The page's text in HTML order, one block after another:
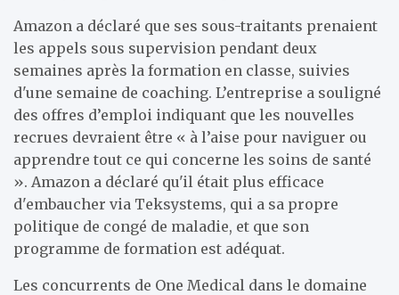
Amazon a déclaré que ses sous-traitants prenaient
les appels sous supervision pendant deux
semaines après la formation en classe, suivies
d'une semaine de coaching. L’entreprise a souligné
des offres d’emploi indiquant que les nouvelles
recrues devraient être « à l’aise pour naviguer ou
apprendre tout ce qui concerne les soins de santé
». Amazon a déclaré qu'il était plus efficace
d'embaucher via Teksystems, qui a sa propre
politique de congé de maladie, et que son
programme de formation est adéquat.
Les concurrents de One Medical dans le domaine